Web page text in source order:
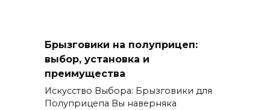
Брызговики на полуприцеп:
выбор, установка и
преимущества
Искусство Выбора: Брызговики для
Полуприцепа Вы наверняка